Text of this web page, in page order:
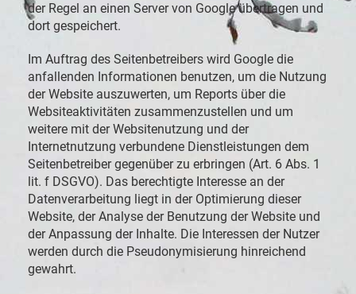
der Regel an einen Server von Google übertragen und
dort gespeichert.
Im Auftrag des Seitenbetreibers wird Google die
anfallenden Informationen benutzen, um die Nutzung
der Website auszuwerten, um Reports über die
Websiteaktivitäten zusammenzustellen und um
weitere mit der Websitenutzung und der
Internetnutzung verbundene Dienstleistungen dem
Seitenbetreiber gegenüber zu erbringen (Art. 6 Abs. 1
lit. f DSGVO). Das berechtigte Interesse an der
Datenverarbeitung liegt in der Optimierung dieser
Website, der Analyse der Benutzung der Website und
der Anpassung der Inhalte. Die Interessen der Nutzer
werden durch die Pseudonymisierung hinreichend
gewahrt.